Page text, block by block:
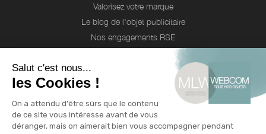
Valorisez votre marque
Le blog de l'objet publicitaire
Nos engagements RSE
Qui sommes-nous ?
Une équipe d'experts
Notre catalogue